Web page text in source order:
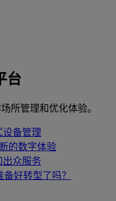
台
所管理和优化体验。
设备管理
的数字体验
出众服务
备好转型了吗？